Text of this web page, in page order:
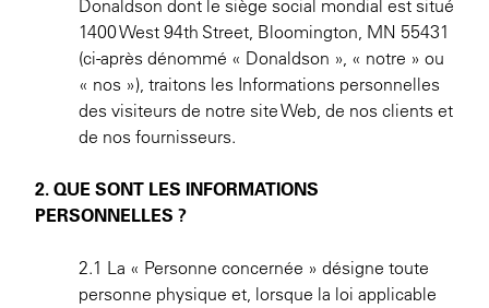
Donaldson dont le siège social mondial est situé
1400 West 94th Street, Bloomington, MN 55431
(ci-après dénommé « Donaldson », « notre » ou
« nos »), traitons les Informations personnelles
des visiteurs de notre site Web, de nos clients et
de nos fournisseurs.
2. QUE SONT LES INFORMATIONS
PERSONNELLES ?
2.1 La « Personne concernée » désigne toute
personne physique et, lorsque la loi applicable